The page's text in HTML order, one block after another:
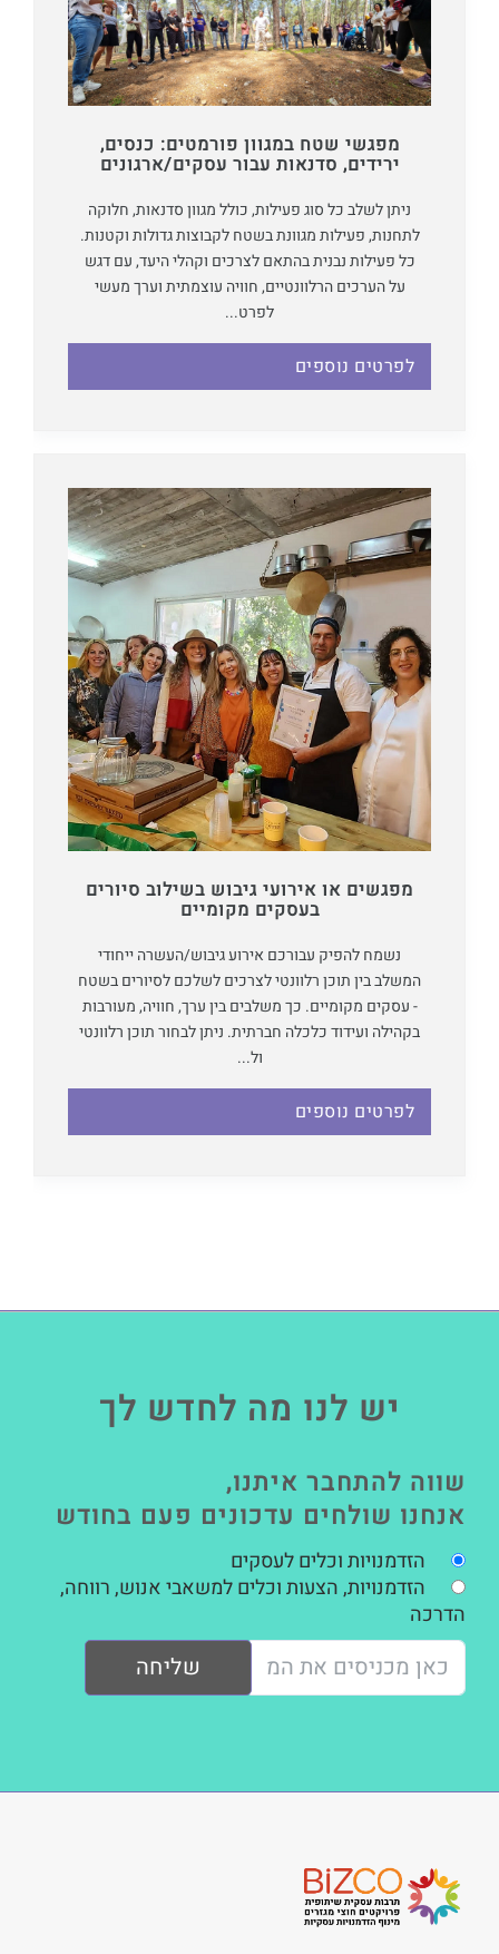
מפגשי שטח במגוון פורמטים: כנסים,
ירידים, סדנאות עבור עסקים/ארגונים
ניתן לשלב כל סוג פעילות, כולל מגוון סדנאות, חלוקה
לתחנות, פעילות מגוונת בשטח לקבוצות גדולות וקטנות.
כל פעילות נבנית בהתאם לצרכים וקהלי היעד, עם דגש
על הערכים הרלוונטיים, חוויה עוצמתית וערך מעשי
לפרט...
לפרטים נוספים
מפגשים או אירועי גיבוש בשילוב סיורים
בעסקים מקומיים
נשמח להפיק עבורכם אירוע גיבוש/העשרה ייחודי
המשלב בין תוכן רלוונטי לצרכים לשלכם לסיורים בשטח
- עסקים מקומיים. כך משלבים בין ערך, חוויה, מעורבות
בקהילה ועידוד כלכלה חברתית. ניתן לבחור תוכן רלוונטי
ול...
לפרטים נוספים
יש לנו מה לחדש לך
שווה להתחבר איתנו,
אנחנו שולחים עדכונים פעם בחודש
הזדמנויות וכלים לעסקים
הזדמנויות, הצעות וכלים למשאבי אנוש, רווחה,
הדרכה
שליחה